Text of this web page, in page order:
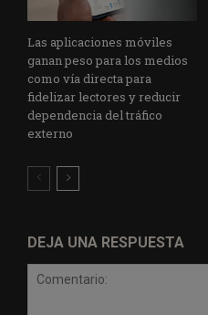
Las aplicaciones móviles
ganan peso para los medios
como vía directa para
fidelizar lectores y reducir
dependencia del tráfico
externo
DEJA UNA RESPUESTA